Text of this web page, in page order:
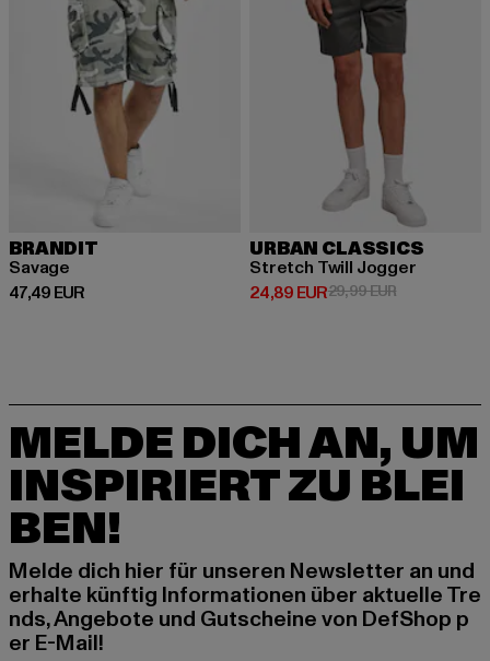
BRANDIT
Savage
47,49 EUR
Derzeitiger Preis: 47,49 EUR
URBAN CLASSICS
Stretch Twill Jogger
24,89 EUR
Derzeitiger Preis: 24,89 EUR
29,99 EURAktionspreis:
MELDE DICH AN, UM
INSPIRIERT ZU BLEI
BEN!
Melde dich hier für unseren Newsletter an und
erhalte künftig Informationen über aktuelle Tre
nds, Angebote und Gutscheine von DefShop p
er E-Mail!